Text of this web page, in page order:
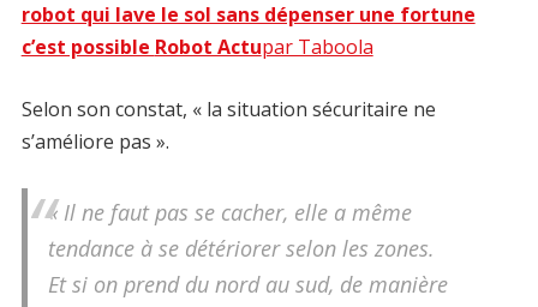
robot qui lave le sol sans dépenser une fortune
c’est possible Robot Actupar Taboola
Selon son constat, « la situation sécuritaire ne
s’améliore pas ».
« Il ne faut pas se cacher, elle a même
tendance à se détériorer selon les zones.
Et si on prend du nord au sud, de manière